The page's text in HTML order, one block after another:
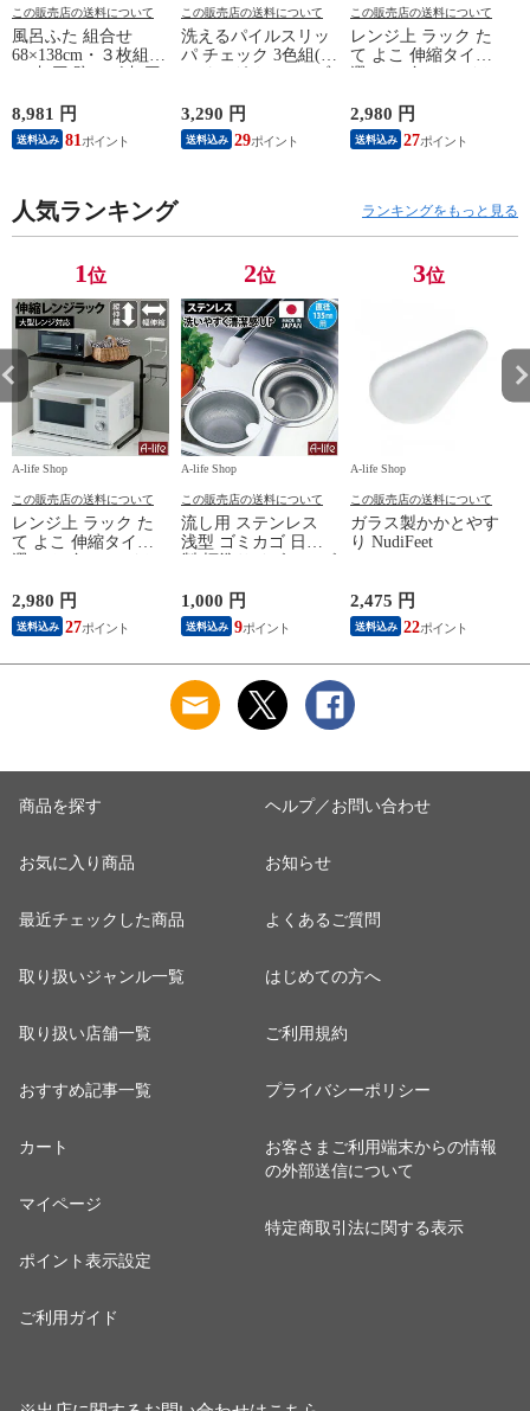
この販売店の送料について
風呂ふた 組合せ
68×138cm・３枚組
タ お風呂 ふた 軽い
ホワイト コンパクト
【M14】68×138cm・
8,981 円
送料込み 81
この販売店の送料について
洗えるパイルスリッ
パ チェック 3色組(レ
3,290 円
送料込み 29
この販売店の送料について
レンジ上 ラック た
て よこ 伸縮タイプ
レンジラック オーブ
ン
2,980 円
送料込み 27
人気ランキング ランキングをもっと見る
1位
A-life Shop
この販売店の送料について
レンジ上 ラック た
て よこ 伸縮タイプ
レンジラック オーブ
ン
2,980 円
送料込み 27
2位
A-life Shop
この販売店の送料について
流し用 ステンレス
浅型 ゴミカゴ 日本
口 キッチン 流し台
台所用品
1,000 円
送料込み 9
3位
A-life Shop
この販売店の送料について
ガラス製かかとやす
り NudiFeet
2,475 円
送料込み 22
商品を探す
お気に入り商品
最近チェックした商品
取り扱いジャンル一覧
取り扱い店舗一覧
おすすめ記事一覧
カート
マイページ
ポイント表示設定
ご利用ガイド
ヘルプ／お問い合わせ
お知らせ
よくあるご質問
はじめての方へ
ご利用規約
プライバシーポリシー
お客さまご利用端末からの情報
の外部送信について
特定商取引法に関する表示